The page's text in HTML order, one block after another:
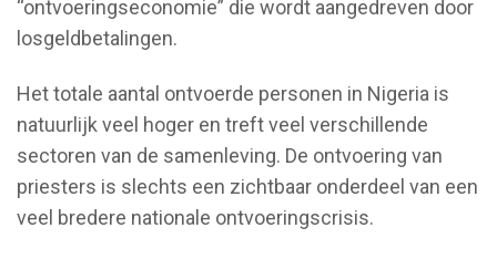
“ontvoeringseconomie” die wordt aangedreven door
losgeldbetalingen.
Het totale aantal ontvoerde personen in Nigeria is
natuurlijk veel hoger en treft veel verschillende
sectoren van de samenleving. De ontvoering van
priesters is slechts een zichtbaar onderdeel van een
veel bredere nationale ontvoeringscrisis.